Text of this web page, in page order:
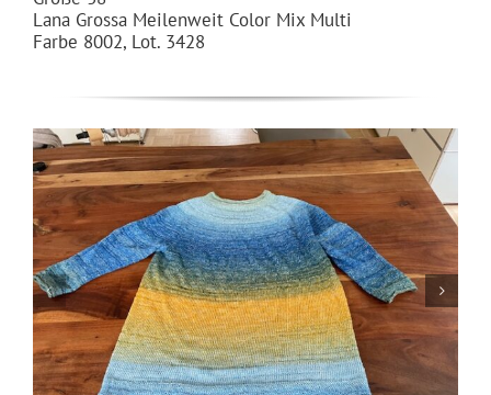
Lana Grossa Meilenweit Color Mix Multi
Farbe 8002, Lot. 3428